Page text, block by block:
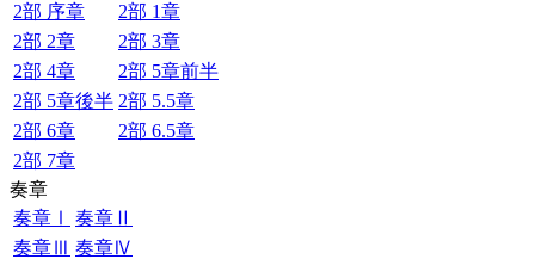
2部 序章
2部 1章
2部 2章
2部 3章
2部 4章
2部 5章前半
2部 5章後半 2部 5.5章
2部 6章
2部 6.5章
2部 7章
奏章
奏章Ⅰ
奏章Ⅱ
奏章Ⅲ 奏章Ⅳ